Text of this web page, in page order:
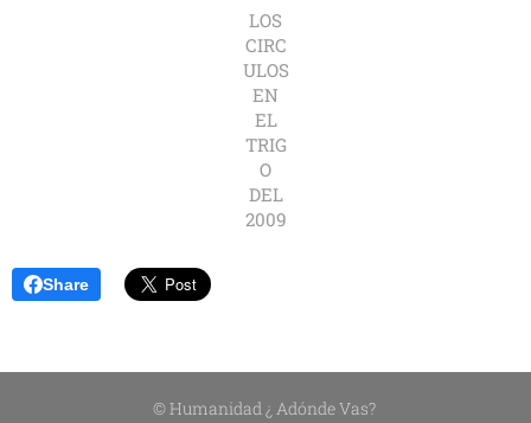
LOS
CIRC
ULOS
EN
EL
TRIG
O
DEL
2009
Share
© Humanidad ¿ Adónde Vas?